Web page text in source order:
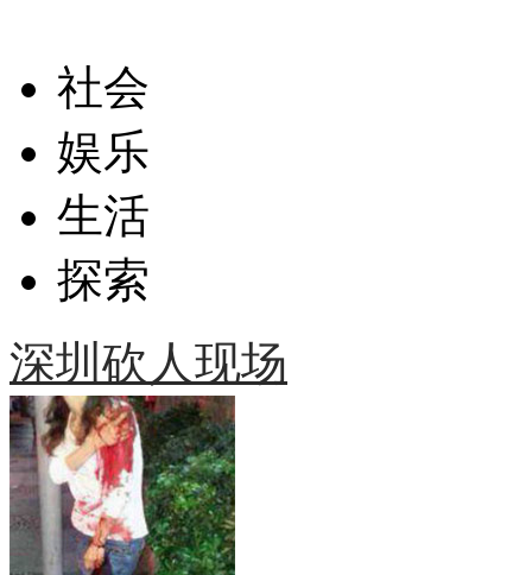
社会
娱乐
生活
探索
深圳砍人现场